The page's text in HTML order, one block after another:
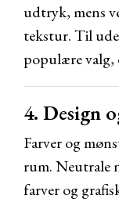
udtryk, mens
tekstur. Til
populære valg,
4. Design
Farver og
rum. Neutrale
farver og